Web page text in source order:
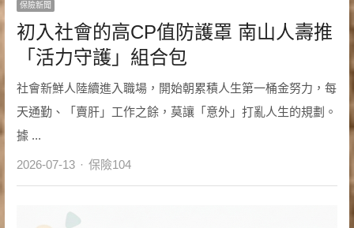
保險新聞
初入社會的高CP值防護罩 南山人壽推
「活力守護」組合包
社會新鮮人陸續進入職場，開始朝累積人生第一桶金努力，每
天通勤、「賣肝」工作之餘，莫讓「意外」打亂人生的規劃。
據 ...
2026-07-13 Author
保險104